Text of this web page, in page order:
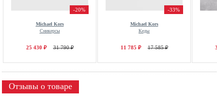
-20%
Michael Kors
Сникерсы
25 430 ₽ 31 790 ₽
-33%
Michael Kors
Кеды
11 785 ₽ 17 585 ₽
Отзывы о товаре